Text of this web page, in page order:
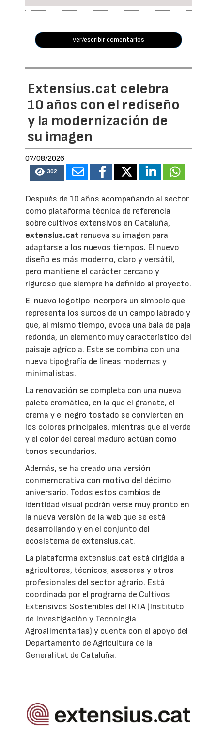
ver/escribir comentarios
Extensius.cat celebra
10 años con el rediseño
y la modernización de
su imagen
07/08/2026
302
Después de 10 años acompañando al sector
como plataforma técnica de referencia
sobre cultivos extensivos en Cataluña,
extensius.cat renueva su imagen para
adaptarse a los nuevos tiempos. El nuevo
diseño es más moderno, claro y versátil,
pero mantiene el carácter cercano y
riguroso que siempre ha definido al proyecto.
El nuevo logotipo incorpora un símbolo que
representa los surcos de un campo labrado y
que, al mismo tiempo, evoca una bala de paja
redonda, un elemento muy característico del
paisaje agrícola. Este se combina con una
nueva tipografía de líneas modernas y
minimalistas.
La renovación se completa con una nueva
paleta cromática, en la que el granate, el
crema y el negro tostado se convierten en
los colores principales, mientras que el verde
y el color del cereal maduro actúan como
tonos secundarios.
Además, se ha creado una versión
conmemorativa con motivo del décimo
aniversario. Todos estos cambios de
identidad visual podrán verse muy pronto en
la nueva versión de la web que se está
desarrollando y en el conjunto del
ecosistema de extensius.cat.
La plataforma extensius.cat está dirigida a
agricultores, técnicos, asesores y otros
profesionales del sector agrario. Está
coordinada por el programa de Cultivos
Extensivos Sostenibles del IRTA (Instituto
de Investigación y Tecnología
Agroalimentarias) y cuenta con el apoyo del
Departamento de Agricultura de la
Generalitat de Cataluña.